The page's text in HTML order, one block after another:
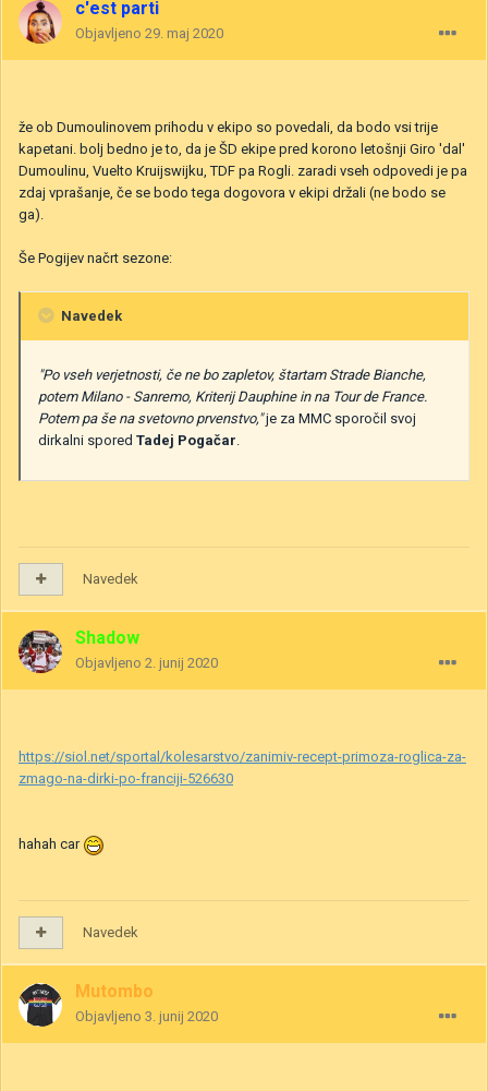
c'est parti
Objavljeno 29. maj 2020
že ob Dumoulinovem prihodu v ekipo so povedali, da bodo vsi trije
kapetani. bolj bedno je to, da je ŠD ekipe pred korono letošnji Giro 'dal'
Dumoulinu, Vuelto Kruijswijku, TDF pa Rogli. zaradi vseh odpovedi je pa
zdaj vprašanje, če se bodo tega dogovora v ekipi držali (ne bodo se
ga).
Še Pogijev načrt sezone:
Navedek
"Po vseh verjetnosti, če ne bo zapletov, štartam Strade Bianche,
potem Milano - Sanremo, Kriterij Dauphine in na Tour de France.
Potem pa še na svetovno prvenstvo,"je za MMC sporočil svoj
dirkalni spored Tadej Pogačar.
Navedek
Shadow
Objavljeno 2. junij 2020
https://siol.net/sportal/kolesarstvo/zanimiv-recept-primoza-roglica-za-
zmago-na-dirki-po-franciji-526630
hahah car
Navedek
Mutombo
Objavljeno 3. junij 2020